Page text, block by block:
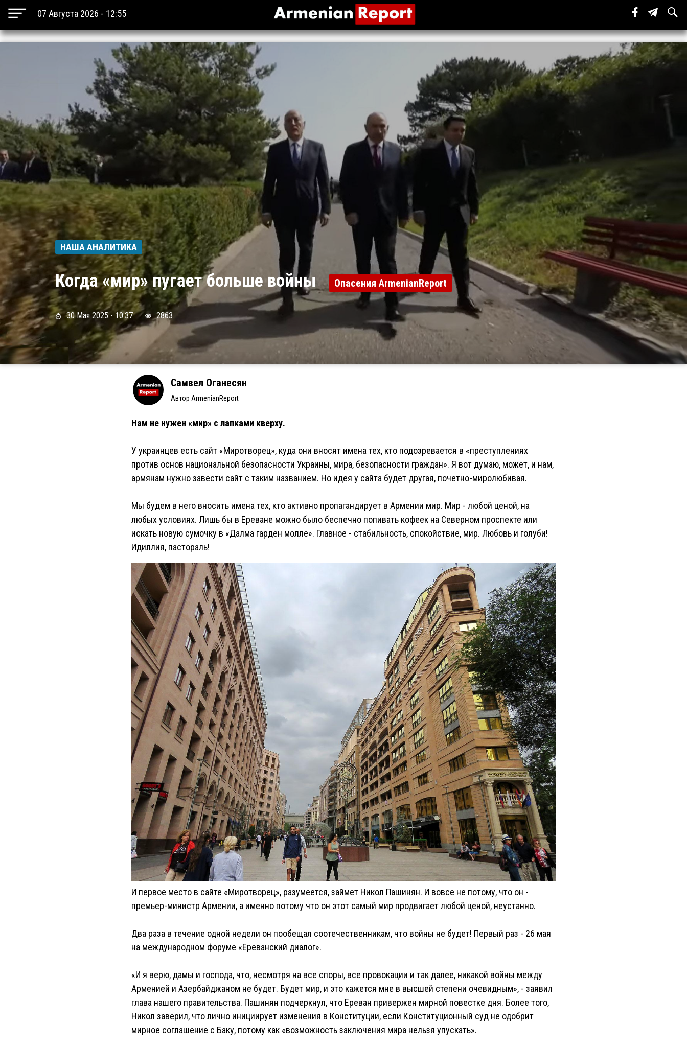
07 Августа 2026 - 12:55
НАША АНАЛИТИКА
Когда «мир» пугает больше войны Опасения ArmenianReport
30 Мая 2025 - 10:37 2863
Самвел Оганесян
Автор ArmenianReport
Нам не нужен «мир» с лапками кверху.
У украинцев есть сайт «Миротворец», куда они вносят имена тех, кто подозревается в «преступлениях
против основ национальной безопасности Украины, мира, безопасности граждан». Я вот думаю, может, и нам,
армянам нужно завести сайт с таким названием. Но идея у сайта будет другая, почетно-миролюбивая.
Мы будем в него вносить имена тех, кто активно пропагандирует в Армении мир. Мир - любой ценой, на
любых условиях. Лишь бы в Ереване можно было беспечно попивать кофеек на Северном проспекте или
искать новую сумочку в «Далма гарден молле». Главное - стабильность, спокойствие, мир. Любовь и голуби!
Идиллия, пастораль!
И первое место в сайте «Миротворец», разумеется, займет Никол Пашинян. И вовсе не потому, что он -
премьер-министр Армении, а именно потому что он этот самый мир продвигает любой ценой, неустанно.
Два раза в течение одной недели он пообещал соотечественникам, что войны не будет! Первый раз - 26 мая
на международном форуме «Ереванский диалог».
«И я верю, дамы и господа, что, несмотря на все споры, все провокации и так далее, никакой войны между
Арменией и Азербайджаном не будет. Будет мир, и это кажется мне в высшей степени очевидным», - заявил
глава нашего правительства. Пашинян подчеркнул, что Ереван привержен мирной повестке дня. Более того,
Никол заверил, что лично инициирует изменения в Конституции, если Конституционный суд не одобрит
мирное соглашение с Баку, потому как «возможность заключения мира нельзя упускать».